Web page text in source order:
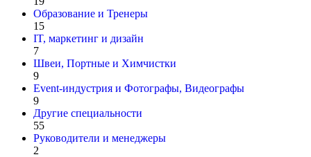
Образование и Тренеры
15
IT, маркетинг и дизайн
7
Швеи, Портные и Химчистки
9
Event-индустрия и Фотографы, Видеографы
9
Другие специальности
55
Руководители и менеджеры
2